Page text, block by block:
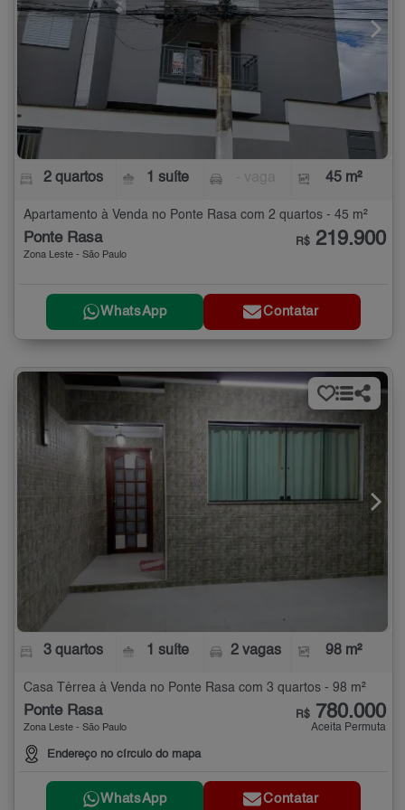
2 quartos 1 suíte 45 m²
Apartamento à Venda no Ponte Rasa com 2 quartos - 45 m²
Ponte Rasa
Zona Leste - São Paulo
R$ 219.900
WhatsApp Contatar
3 quartos 1 suíte 2 vagas 98 m²
Casa Térrea à Venda no Ponte Rasa com 3 quartos - 98 m²
Ponte Rasa
Zona Leste - São Paulo
Endereço no círculo do mapa
R$ 780.000
Aceita Permuta
WhatsApp Contatar